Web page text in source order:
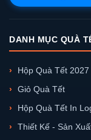
DANH MỤC QUÀ
Hộp Quà Tết 2027
Giỏ Quà Tết
Hộp Quà Tết In
Thiết Kế - Sản